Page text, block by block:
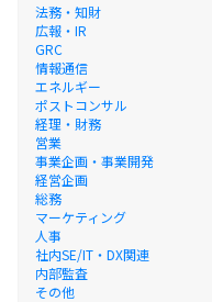
法務・知財
広報・IR
GRC
情報通信
エネルギー
ポストコンサル
経理・財務
営業
事業企画・事業開発
経営企画
総務
マーケティング
人事
社内SE/IT・DX関連
内部監査
その他